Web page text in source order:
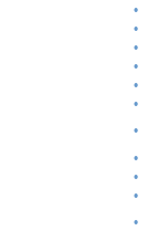
•
•
•
•
•
•
•
•
•
•
•